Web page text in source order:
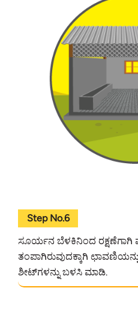
Step No.6
ಸೂರ್ಯನ ಬೆಳಕಿನಿಂದ ರಕ್ಷಣೆಗಾಗಿ
ತಂಪಾಗಿರುವುದಕ್ಕಾಗಿ
ಶೀಟ್‌ಗಳನ್ನು ಬಳಸಿ ಮಾಡಿ.